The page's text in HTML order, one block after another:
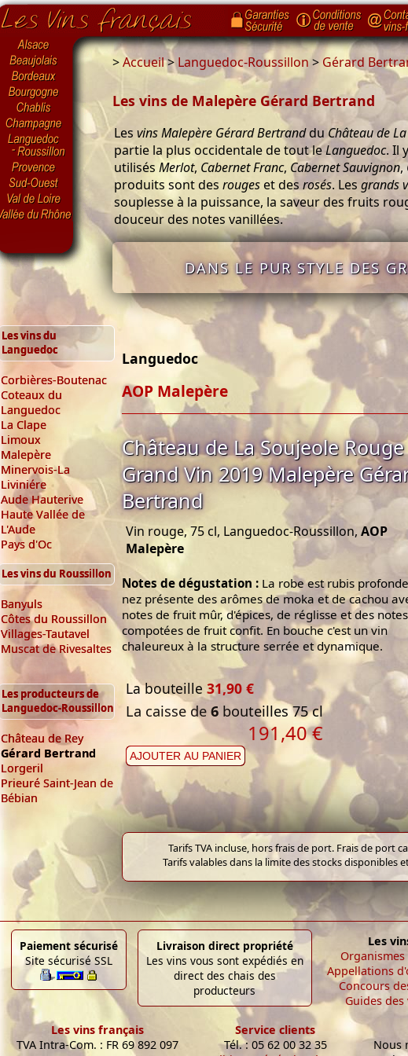
>Accueil>Languedoc-Roussillon> Gérard
Les vins de Malepère Gérard Bertrand
Les vins Malepère Gérard Bertranddu Château de
partie la plus occidentale de tout leLanguedoc. Il
utilisés Merlot, Cabernet Franc, Cabernet Sauvignon,
produits sont des rougeset des rosés. Les grands
souplesse à la puissance, la saveur des fruits
douceur des notes vanillées.
DANS LE PUR STYLE DES
Les vins du
Languedoc
Corbières-Boutenac
Coteaux du
Languedoc
La Clape
Limoux
Malepère
Minervois-La
Liviniére
Aude Hauterive
Haute Vallée de
L'Aude
Pays d'Oc
Les vins du Roussillon
Banyuls
Côtes du Roussillon
Villages-Tautavel
Muscat de Rivesaltes
Les producteurs de
Languedoc-Roussillon
Château de Rey
Gérard Bertrand
Lorgeril
Prieuré Saint-Jean de
Bébian
Languedoc
AOP Malepère
Château de La Soujeole Rouge
Grand Vin 2019 Malepère
Bertrand
Vin rouge, 75 cl, Languedoc-Roussillon, AOP
Malepère
Notes de dégustation : La robe est rubis
nez présente des arômes de moka et de cachou
notes de fruit mûr, d'épices, de réglisse et des notes
compotées de fruit confit. En bouche c'est un vin
chaleureux à la structure serrée et dynamique.
La bouteille 31,90 €
La caisse de 6 bouteilles 75 cl
191,40 €
AJOUTER AU PANIER
Tarifs TVA incluse, hors frais de port. Frais de port
Tarifs valables dans la limite des stocks disponibles
Paiement sécurisé
Site sécurisé SSL
Livraison direct propriété
Les vins vous sont expédiés en
direct des chais des
producteurs
Les
Appellations
Concours
Guides des
Les vins français
TVA Intra-Com. : FR 69 892 097
Service clients
Tél. : 05 62 00 32 35
Nous